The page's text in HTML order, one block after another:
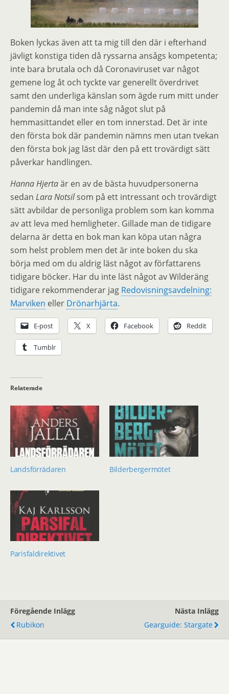
Boken lyckas även att ta mig till den där i efterhand
jävligt konstiga tiden då ryssarna ansågs kompetenta;
inte bara brutala och då Coronaviruset var något
gemene log åt och tyckte var generellt överdrivet
samt den underliga känslan som ägde rum mitt under
pandemin då man inte såg något slut på
hemmasittandet eller en tom innerstad. Det är inte
den första bok där pandemin nämns men utan tvekan
den första bok jag läst där den på ett trovärdigt sätt
påverkar handlingen.
Hanna Hjertaär en av de bästa huvudpersonerna
sedan Lara Notsilsom på ett intressant och trovärdigt
sätt avbildar de personliga problem som kan komma
av att leva med hemligheter. Gillade man de tidigare
delarna är detta en bok man kan köpa utan några
som helst problem men det är inte boken du ska
börja med om du aldrig läst något av författarens
tidigare böcker. Har du inte läst något av Wilderäng
tidigare rekommenderar jag Redovisningsavdelning:
Marviken eller Drönarhjärta.
E-post X Facebook Reddit
Tumblr
Relaterade
Landsförrädaren Bilderbergermötet
Parisfaldirektivet
Föregående Inlägg
Rubikon
Nästa Inlägg
Gearguide: Stargate